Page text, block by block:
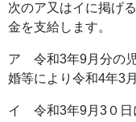
次のア又はイに掲げ
金を支給します。
ア 令和3年9月分の
婚等により令和4年3
イ 令和3年9月3０日